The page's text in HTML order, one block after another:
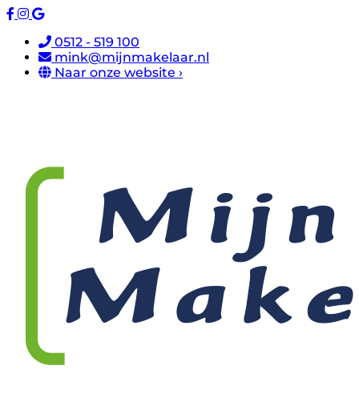
0512 - 519 100
mink@mijnmakelaar.nl
Naar onze website ›